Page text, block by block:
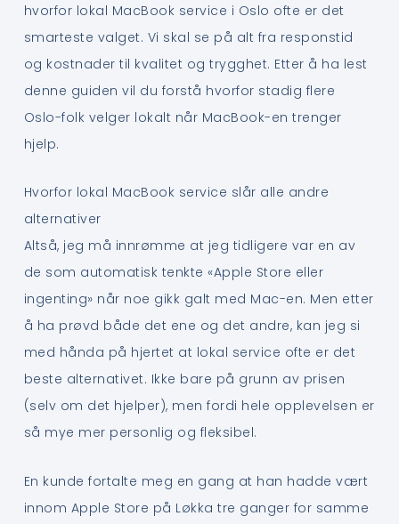
hvorfor lokal MacBook service i Oslo ofte er det
smarteste valget. Vi skal se på alt fra responstid
og kostnader til kvalitet og trygghet. Etter å ha lest
denne guiden vil du forstå hvorfor stadig flere
Oslo-folk velger lokalt når MacBook-en trenger
hjelp.
Hvorfor lokal MacBook service slår alle andre
alternativer
Altså, jeg må innrømme at jeg tidligere var en av
de som automatisk tenkte «Apple Store eller
ingenting» når noe gikk galt med Mac-en. Men etter
å ha prøvd både det ene og det andre, kan jeg si
med hånda på hjertet at lokal service ofte er det
beste alternativet. Ikke bare på grunn av prisen
(selv om det hjelper), men fordi hele opplevelsen er
så mye mer personlig og fleksibel.
En kunde fortalte meg en gang at han hadde vært
innom Apple Store på Løkka tre ganger for samme